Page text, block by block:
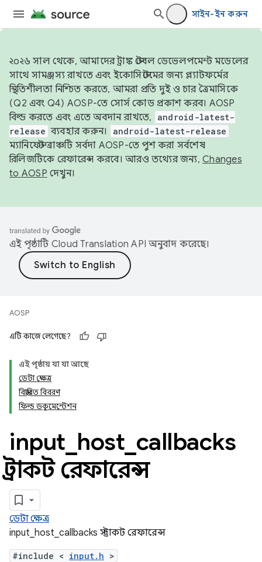
সাইন-ইন করুন
২০২৬ সাল থেকে, আমাদের ট্রাঙ্ক স্টেবল ডেভেলপমেন্ট মডেলের
সাথে সামঞ্জস্য রাখতে এবং ইকোসিস্টেমের জন্য প্ল্যাটফর্মের
স্থিতিশীলতা নিশ্চিত করতে, আমরা প্রতি দুই ও চার ত্রৈমাসিকে
(Q2 এবং Q4) AOSP-তে সোর্স কোড প্রকাশ করব। AOSP
বিল্ড করতে এবং এতে অবদান রাখতে,
android-latest-
release ব্যবহার করুন। android-latest-release
ম্যানিফেস্ট ব্রাঞ্চটি সর্বদা AOSP-তে পুশ করা সর্বশেষ
রিলিজটিকে রেফারেন্স করবে। আরও তথ্যের জন্য, Changes
to AOSP দেখুন।
এই পৃষ্ঠাটি Cloud Translation API অনুবাদ করেছে।
AOSP
এটি কাজে লেগেছে?
এই পৃষ্ঠায় যা যা আছে
ডেটা ক্ষেত্র
বিস্তারিত বিবরণ
ফিল্ড ডকুমেন্টেশন
input host callbacks
স্ট্রাকট রেফারেন্স
ডেটা ক্ষেত্র
input_host_callbacks স্ট্রাকট রেফারেন্স
#include < input.h >